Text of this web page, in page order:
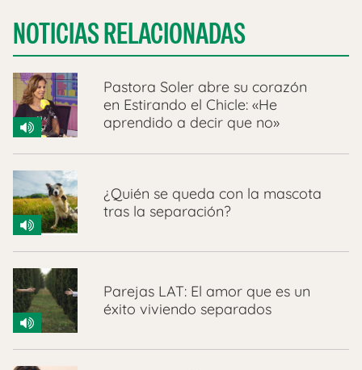
NOTICIAS RELACIONADAS
Pastora Soler abre su corazón
en Estirando el Chicle: «He
aprendido a decir que no»
¿Quién se queda con la mascota
tras la separación?
Parejas LAT: El amor que es un
éxito viviendo separados